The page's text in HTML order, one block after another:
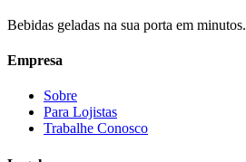
Bebidas geladas na sua porta em minutos.
Empresa
Sobre
Para Lojistas
Trabalhe Conosco